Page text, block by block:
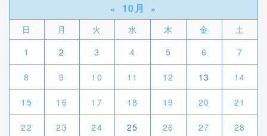
« 10月
»
日
月 火 水 木 金
土
1
2 3 4 5 6 7
8 9 10 11 12 13 14
15 16 17 18 19 20 21
22 23 24 25 26 27 28